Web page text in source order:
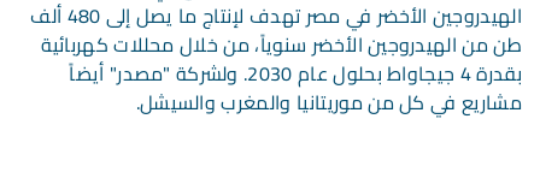
الهيدروجين الأخضر في مصر تهدف لإنتاج ما يصل إلى 480 ألف
طن من الهيدروجين الأخضر سنوياً، من خلال محللات كهربائية
بقدرة 4 جيجاواط بحلول عام 2030. ولشركة "مصدر" أيضاً
مشاريع في كل من موريتانيا والمغرب والسيشل.